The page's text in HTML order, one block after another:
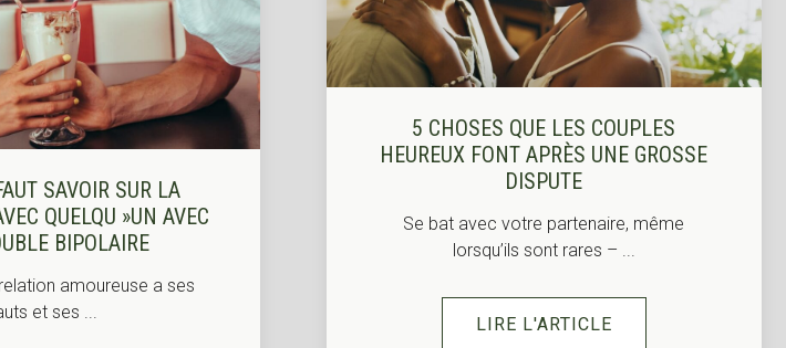
SAVOIR SUR LA
QUELQU »UN AVEC
BIPOLAIRE
amoureuse a ses
et ses ...
5 CHOSES QUE LES COUPLES
HEUREUX FONT APRÈS UNE GROSSE
DISPUTE
Se bat avec votre partenaire, même
lorsqu’ils sont rares – ...
LIRE L'ARTICLE